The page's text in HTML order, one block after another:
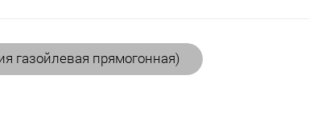
газойлевая прямогонная)